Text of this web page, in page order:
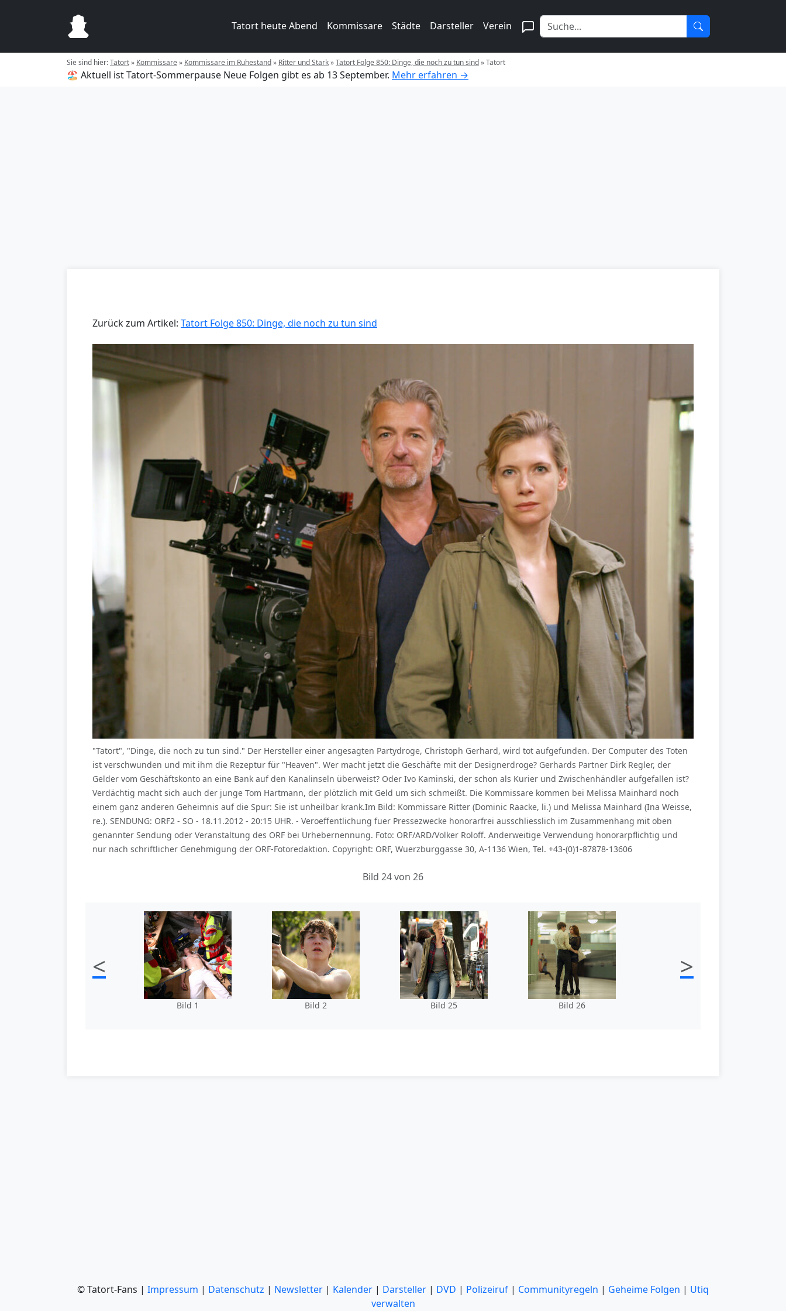
Tatort heute Abend Kommissare Städte Darsteller Verein
Sie sind hier:Tatort» Kommissare» Kommissare im Ruhestand» Ritter und Stark»Tatort Folge 850: Dinge, die noch zu tun sind»Tatort
🏖️ Aktuell ist Tatort-Sommerpause Neue Folgen gibt es ab 13 September. Mehr erfahren →
Zurück zum Artikel: Tatort Folge 850: Dinge, die noch zu tun sind
"Tatort", "Dinge, die noch zu tun sind." Der Hersteller einer angesagten Partydroge, Christoph Gerhard, wird tot aufgefunden. Der Computer des Toten
ist verschwunden und mit ihm die Rezeptur für "Heaven". Wer macht jetzt die Geschäfte mit der Designerdroge? Gerhards Partner Dirk Regler, der
Gelder vom Geschäftskonto an eine Bank auf den Kanalinseln überweist? Oder Ivo Kaminski, der schon als Kurier und Zwischenhändler aufgefallen ist?
Verdächtig macht sich auch der junge Tom Hartmann, der plötzlich mit Geld um sich schmeißt. Die Kommissare kommen bei Melissa Mainhard noch
einem ganz anderen Geheimnis auf die Spur: Sie ist unheilbar krank.Im Bild: Kommissare Ritter (Dominic Raacke, li.) und Melissa Mainhard (Ina Weisse,
re.). SENDUNG: ORF2 - SO - 18.11.2012 - 20:15 UHR. - Veroeffentlichung fuer Pressezwecke honorarfrei ausschliesslich im Zusammenhang mit oben
genannter Sendung oder Veranstaltung des ORF bei Urhebernennung. Foto: ORF/ARD/Volker Roloff. Anderweitige Verwendung honorarpflichtig und
nur nach schriftlicher Genehmigung der ORF-Fotoredaktion. Copyright: ORF, Wuerzburggasse 30, A-1136 Wien, Tel. +43-(0)1-87878-13606
Bild 24 von 26
<
Bild 1 Bild 2 Bild 25 Bild 26
>
© Tatort-Fans | Impressum | Datenschutz | Newsletter | Kalender | Darsteller | DVD | Polizeiruf | Communityregeln | Geheime Folgen | Utiq
verwalten